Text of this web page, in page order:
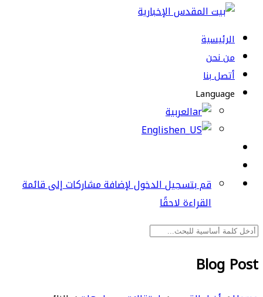
الرئيسية
من نحن
أتصل بنا
Language
العربية
English
قم بتسجيل الدخول لإضافة مشاركات إلى قائمة
القراءة لاحقًا
Blog Post